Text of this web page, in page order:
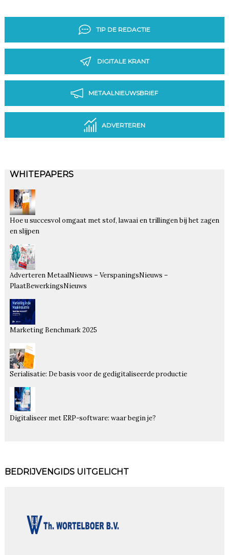
TIP DE REDACTIE
DIGITALE KRANT
METAALNIEUWSBRIEF
ADVERTEREN
WHITEPAPERS
Hoe u succesvol omgaat met stof, lawaai en trillingen bij het zagen
en slijpen
Adverteren MetaalNieuws – VerspaningsNieuws –
PlaatBewerkingsNieuws
Marketing Benchmark 2025
Serialisatie: De basis voor de gedigitaliseerde productie
Digitaliseer met ERP-software: waar begin je?
BEDRIJVENGIDS UITGELICHT